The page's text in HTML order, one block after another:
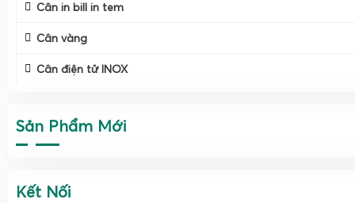
Cân in bill in tem
Cân vàng
Cân điện tử INOX
Sản Phẩm Mới
Kết Nối